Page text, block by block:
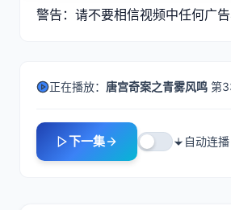
警告：请不要相信视频中任何广告
正在播放： 唐宫奇案之青雾风鸣 第
下一集 自动连播